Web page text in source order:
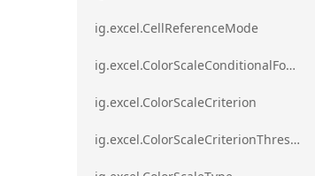
ig.excel.CellReferenceMode
ig.excel.ColorScaleConditionalFormat
ig.excel.ColorScaleCriterion
ig.excel.ColorScaleCriterionThreshold